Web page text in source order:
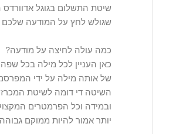
שיטת התשלום בגוגל
שגולש לחץ על המודעה שלכם
כמה עולה לחיצה על מודעה?
כאן העניין לכל מילה בכל
של אותה מילה על ידי
השיטה די דומה לשיטת
ובמידה וכל הפרמטרים
יותר אמור להיות ממוקם